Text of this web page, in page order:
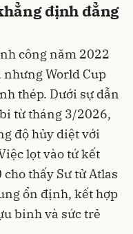
định đẳng
công năm 2022
World Cup
thép. Dưới sự dẫn
từ tháng 3/2026,
độ hủy diệt với
lọt vào tứ kết
thấy Sư tử Atlas
ổn định, kết hợp
binh và sức trẻ